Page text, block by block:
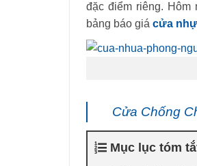
đặc điểm riêng. Hôm
bảng báo giá cửa
Cửa Chống
Mục lục tóm